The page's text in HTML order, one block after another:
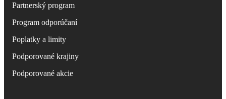
Partnerský program
Program odporúčaní
Poplatky a limity
Podporované krajiny
Podporované akcie